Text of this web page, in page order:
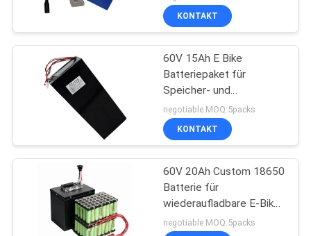
ZITAT
SITEMAP
POLICY
KONTAKT
60V 15Ah E Bike
Batteriepaket für
Speicher- und
Kommunikationsgeräte
negotiable MOQ:5packs
KONTAKT
60V 20Ah Custom 18650
Batterie für
wiederaufladbare E-Bike
Batterie
negotiable MOQ:5packs